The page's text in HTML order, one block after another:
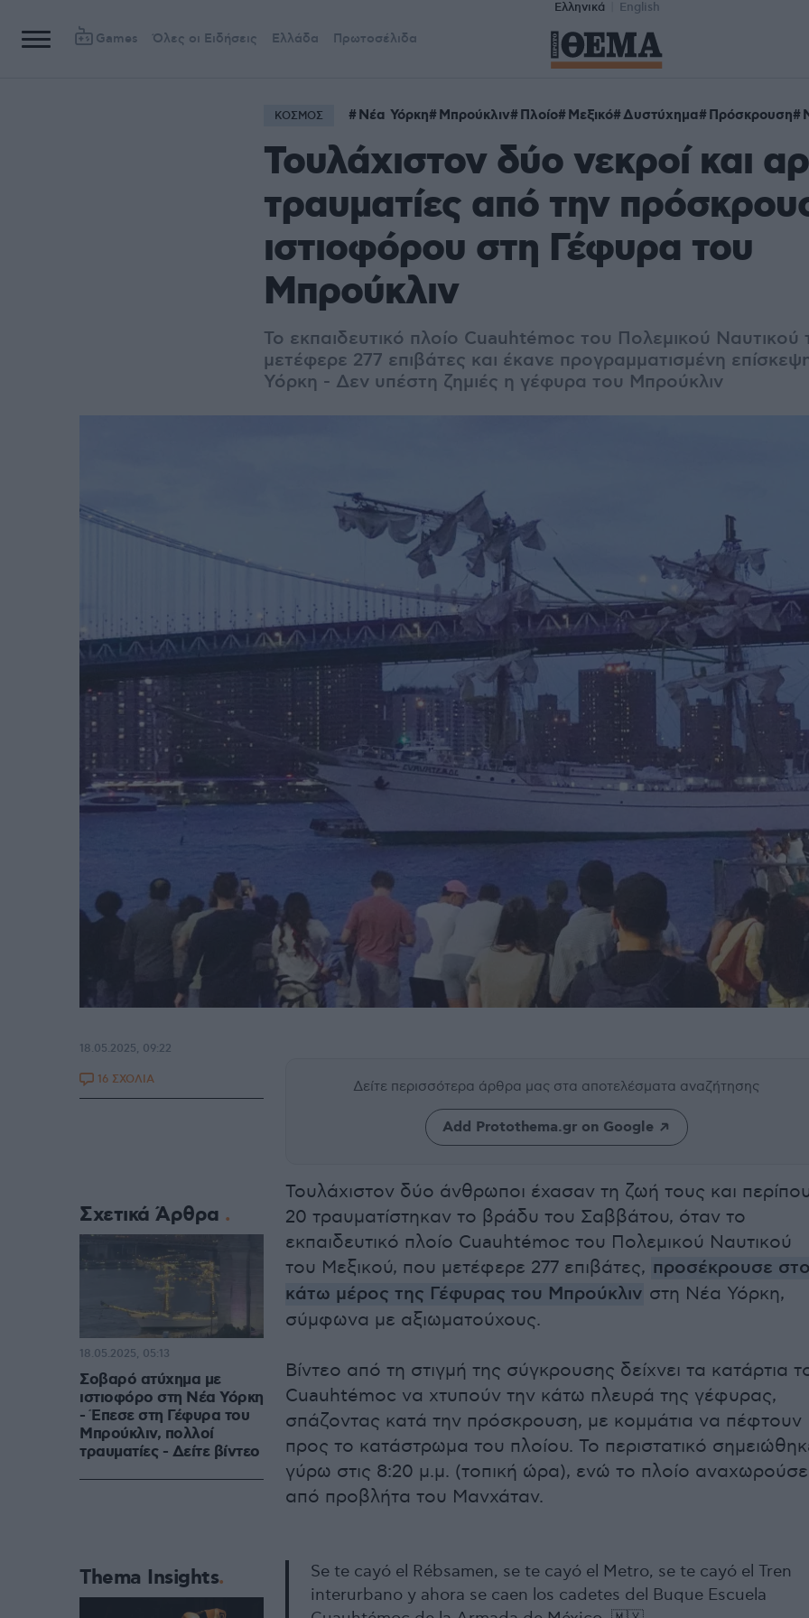
Ελληνικά English
Games Όλες οι Ειδήσεις Ελλάδα Πρωτοσέλιδα
ΚΟΣΜΟΣ Νέα Υόρκη Μπρούκλιν Πλοίο Μεξικό Δυστύχημα Πρόσκρουση
Τουλάχιστον δύο νεκροί και
τραυματίες από την
ιστιοφόρου στη Γέφυρα του
Μπρούκλιν
Το εκπαιδευτικό πλοίο Cuauhtémoc του Πολεμικού Ναυτικού
μετέφερε 277 επιβάτες και έκανε προγραμματισμένη
Υόρκη - Δεν υπέστη ζημιές η γέφυρα του Μπρούκλιν
Δείτε περισσότερα άρθρα μας στα αποτελέσματα αναζήτησης
Add Protothema.gr on Google
Τουλάχιστον δύο άνθρωποι έχασαν τη ζωή τους και
20 τραυματίστηκαν το βράδυ του Σαββάτου, όταν το
εκπαιδευτικό πλοίο Cuauhtémoc του Πολεμικού Ναυτικού
του Μεξικού, που μετέφερε 277 επιβάτες, προσέκρουσε
κάτω μέρος της Γέφυρας του Μπρούκλιν στη Νέα Υόρκη,
σύμφωνα με αξιωματούχους.
Βίντεο από τη στιγμή της σύγκρουσης δείχνει τα κατάρτια
Cuauhtémoc να χτυπούν την κάτω πλευρά της γέφυρας,
σπάζοντας κατά την πρόσκρουση, με κομμάτια να πέφτουν
προς το κατάστρωμα του πλοίου. Το περιστατικό
γύρω στις 8:20 μ.μ. (τοπική ώρα), ενώ το πλοίο αναχωρούσε
από προβλήτα του Μανχάταν.
Se te cayó el Rébsamen, se te cayó el Metro, se te cayó el Tren
interurbano y ahora se caen los cadetes del Buque Escuela
18.05.2025, 09:22
16 ΣΧΟΛΙΑ
Σχετικά Άρθρα
Σοβαρό ατύχημα με
ιστιοφόρο στη Νέα Υόρκη
- Έπεσε στη Γέφυρα του
Μπρούκλιν, πολλοί
τραυματίες - Δείτε βίντεο
18.05.2025, 05:13
Thema Insights